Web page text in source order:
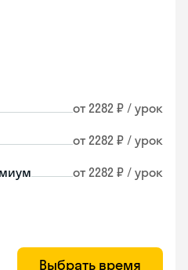
от 2282 ₽ / урок
от 2282 ₽ / урок
от 2282 ₽ / урок
Выбрать время